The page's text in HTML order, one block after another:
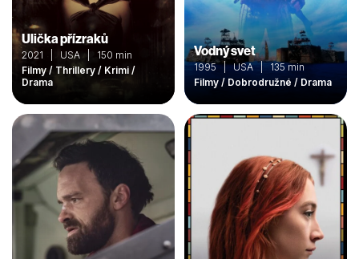
Ulička přízraků
2021 | USA | 150 min
Filmy / Thrillery / Krimi /
Drama
Vodný svet
1995 | USA | 135 min
Filmy / Dobrodružné / Drama